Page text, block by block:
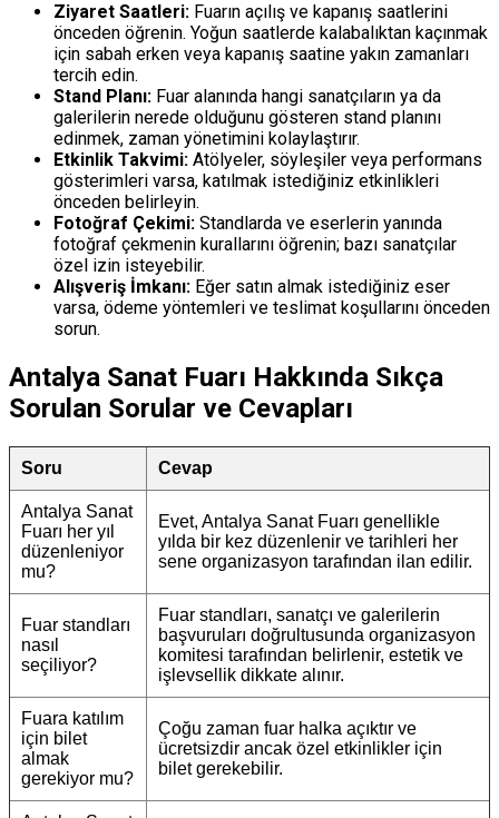
Ziyaret Saatleri: Fuarın açılış ve kapanış saatlerini
önceden öğrenin. Yoğun saatlerde kalabalıktan kaçınmak
için sabah erken veya kapanış saatine yakın zamanları
tercih edin.
Stand Planı: Fuar alanında hangi sanatçıların ya da
galerilerin nerede olduğunu gösteren stand planını
edinmek, zaman yönetimini kolaylaştırır.
Etkinlik Takvimi: Atölyeler, söyleşiler veya performans
gösterimleri varsa, katılmak istediğiniz etkinlikleri
önceden belirleyin.
Fotoğraf Çekimi: Standlarda ve eserlerin yanında
fotoğraf çekmenin kurallarını öğrenin; bazı sanatçılar
özel izin isteyebilir.
Alışveriş İmkanı: Eğer satın almak istediğiniz eser
varsa, ödeme yöntemleri ve teslimat koşullarını önceden
sorun.
Antalya Sanat Fuarı Hakkında Sıkça
Sorulan Sorular ve Cevapları
Soru Cevap
Antalya Sanat
Fuarı her yıl
düzenleniyor
mu?
Evet, Antalya Sanat Fuarı genellikle
yılda bir kez düzenlenir ve tarihleri her
sene organizasyon tarafından ilan edilir.
Fuar standları
nasıl
seçiliyor?
Fuar standları, sanatçı ve galerilerin
başvuruları doğrultusunda organizasyon
komitesi tarafından belirlenir, estetik ve
işlevsellik dikkate alınır.
Fuara katılım
için bilet
almak
gerekiyor mu?
Çoğu zaman fuar halka açıktır ve
ücretsizdir ancak özel etkinlikler için
bilet gerekebilir.